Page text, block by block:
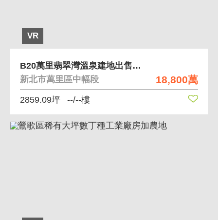
VR
18,800萬
B20萬里翡翠灣溫泉建地出售-專任約
新北市萬里區中幅段
2859.09坪 --/--樓